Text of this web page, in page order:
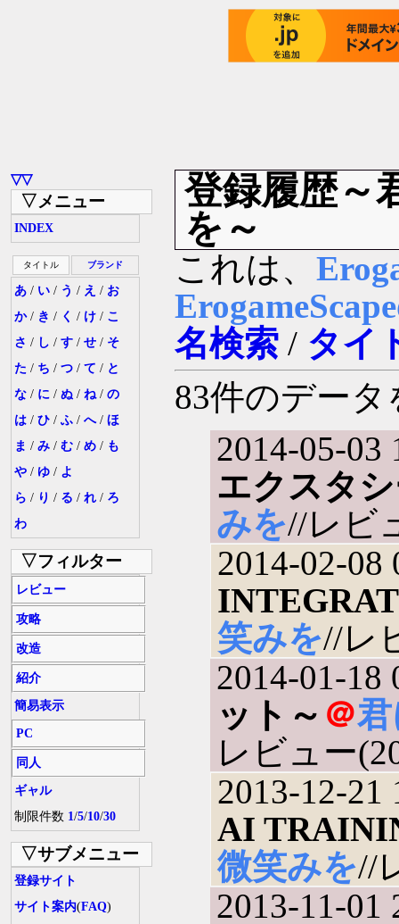
▽▽
▽メニュー
INDEX
タイトル ブランド
あ / い / う / え / お
か/ き / く / け / こ
さ / し / す / せ / そ
た / ち / つ / て / と
な / に / ぬ / ね/ の
は / ひ / ふ / へ/ ほ
ま / み / む / め / も
や / ゆ / よ
ら / り / る / れ / ろ
わ
▽フィルター
レビュー
攻略
改造
紹介
簡易表示
PC
同人
ギャル
制限件数 1/5/10/30
▽サブメニュー
登録サイト
サイト案内(FAQ)
登録履歴～
を～
これは、
名検索 / タイ
83件のデー
2014-05-03
エクスタ
みを//レビ
2014-02-08
笑みを//レ
2014-01-18
ット～ ＠
レビュー
2013-12-21
AI
微笑みを//
2013-11-01